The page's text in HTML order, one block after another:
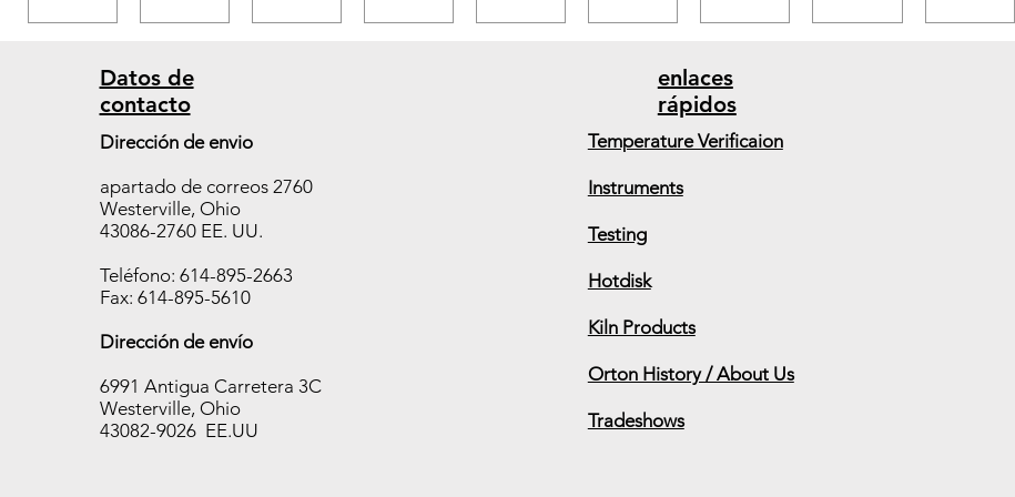
Estuch
Temp
TAB
650,
10
fundas
piezas
Temp
10
Datos de
contacto
Dirección de envio
apartado de correos 2760
Westerville, Ohio
43086-2760 EE. UU.
Teléfono: 614-895-2663
Fax: 614-895-5610
Dirección de envío
6991 Antigua Carretera 3C
Westerville, Ohio
43082-9026 EE.UU
enlaces
rápidos
Temperature Verificaion
Instruments
Testing
Hotdisk
Kiln Products
Orton History / About Us
Tradeshows